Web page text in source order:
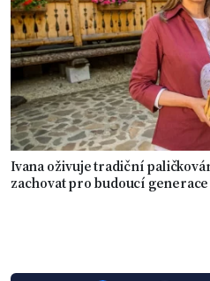
Ivana oživuje tradiční
zachovat pro budoucí generace